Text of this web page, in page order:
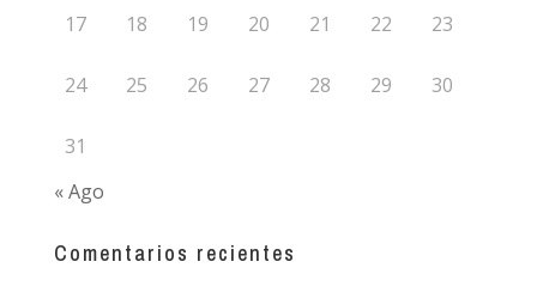
17 18 19 20 21 22 23
24 25 26 27 28 29 30
31
« Ago
Comentarios recientes